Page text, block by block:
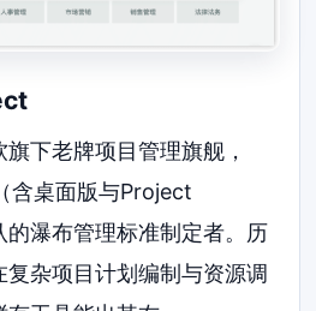
旗下老牌项目管理旗舰，
桌面版与Project
瀑布管理标准制定者。历
杂项目计划编制与资源调